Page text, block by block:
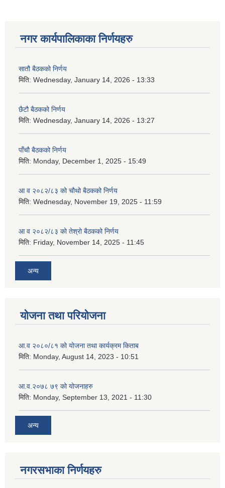
नगर कार्यपालिकाका निर्णयहरु
सातौ बैठकको निर्णय
मिति: Wednesday, January 14, 2026 - 13:33
छैटौ बैठकको निर्णय
मिति: Wednesday, January 14, 2026 - 13:27
पाँचौ बैठकको निर्णय
मिति: Monday, December 1, 2025 - 15:49
आ व २०८२/८३ को चौथो बैठकको निर्णय
मिति: Wednesday, November 19, 2025 - 11:59
आ व २०८२/८३ को तेश्रो बैठकको निर्णय
मिति: Friday, November 14, 2025 - 11:45
अन्य
योजना तथा परियोजना
आ.व २०८०/८१ को योजना तथा कार्यक्रम किताब
मिति: Monday, August 14, 2023 - 10:51
आ.व.२०७८ ७९ को योजनाहरु
मिति: Monday, September 13, 2021 - 11:30
अन्य
नगरसभाका निर्णयहरु